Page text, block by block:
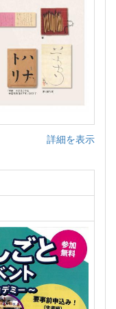
詳細を表示